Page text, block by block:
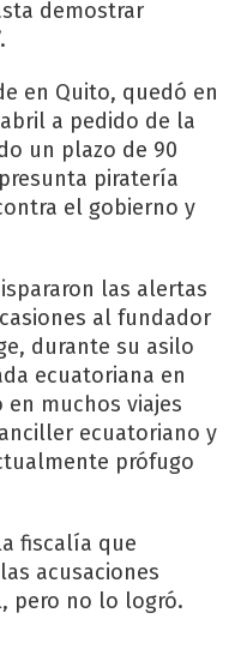
demostrar
en Quito, quedó en
a pedido de la
un plazo de 90
piratería
el gobierno y
las alertas
al fundador
durante su asilo
ecuatoriana en
en muchos viajes
ecuatoriano y
prófugo
fiscalía que
acusaciones
pero no lo logró.